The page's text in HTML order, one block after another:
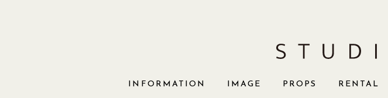
INFORMATION IMAGE PROPS RENTAL